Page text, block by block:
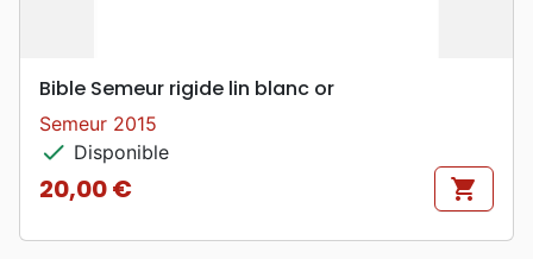
Bible Semeur rigide lin blanc or
Semeur 2015
check Disponible
Prix
20,00 € shopping_cart